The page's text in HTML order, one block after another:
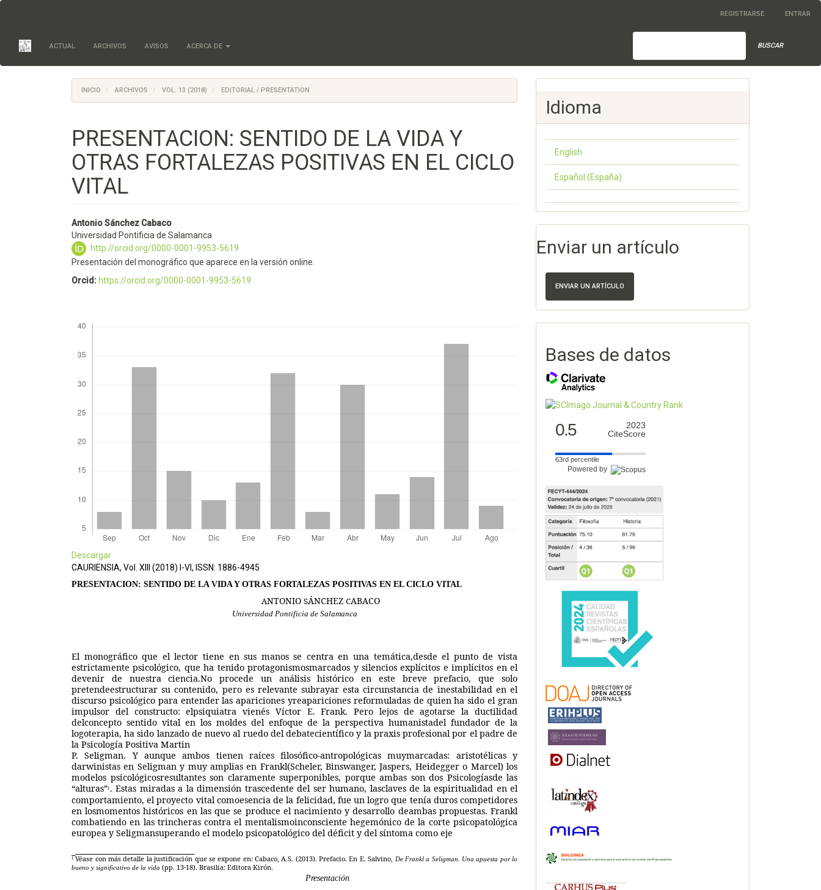
contenido
la
REGISTRARSE ENTRAR
ACTUAL ARCHIVOS AVISOS ACERCA DE BUSCAR
INICIO ARCHIVOS VOL. 13 (2018) EDITORIAL / PRESENTATION
PRESENTACION: SENTIDO DE LA VIDA Y
OTRAS FORTALEZAS POSITIVAS EN EL CICLO
VITAL
Antonio Sánchez Cabaco
Universidad Pontificia de Salamanca
http://orcid.org/0000-0001-9953-5619
Presentación del monográfico que aparece en la versión online.
Orcid: https://orcid.org/0000-0001-9953-5619
Descargar
CAURIENSIA, Vol. XIII (2018) I-VI, ISSN: 1886-4945
PRESENTACION: SENTIDO DE LA VIDA Y OTRAS FORTALEZAS POSITIVAS EN EL CICLO VITAL
ANTONIO SÁNCHEZ CABACO
Universidad Pontificia de Salamanca
El monográfico que el lector tiene en sus manos se centra en una temática,desde el punto de vista
estrictamente psicológico, que ha tenido protagonismosmarcados y silencios explícitos e implícitos en el
devenir de nuestra ciencia.No procede un análisis histórico en este breve prefacio, que solo
pretendeestructurar su contenido, pero es relevante subrayar esta circunstancia de inestabilidad en el
discurso psicológico para entender las apariciones yreapariciones reformuladas de quien ha sido el gran
impulsor del constructo: elpsiquiatra vienés Víctor E. Frank. Pero lejos de agotarse la ductilidad
delconcepto sentido vital en los moldes del enfoque de la perspectiva humanistadel fundador de la
logoterapia, ha sido lanzado de nuevo al ruedo del debatecientífico y la praxis profesional por el padre de
la Psicología Positiva Martin
P.Seligman. Y aunque ambos tienen raíces filosófico-antropológicas muymarcadas: aristotélicas y
darwinistas en Seligman y muy amplias en Frankl(Scheler, Binswanger, Jaspers, Heidegger o Marcel) los
modelos psicológicosresultantes son claramente superponibles, porque ambas son dos Psicologíasde las
“alturas”1 . Estas miradas a la dimensión trascedente del ser humano, lasclaves de la espiritualidad en el
comportamiento, el proyecto vital comoesencia de la felicidad, fue un logro que tenía duros competidores
en losmomentos históricos en las que se produce el nacimiento y desarrollo deambas propuestas. Frankl
combatiendo en las trincheras contra el mentalismoinconsciente hegemónico de la corte psicopatológica
europea y Seligmansuperando el modelo psicopatológico del déficit y del síntoma como eje
1Véase con más detalle la justificación que se expone en: Cabaco, A.S. (2013). Prefacio. En E. Salvino, De Frankl a Seligman. Una apuesta por lo
bueno y significativo de la vida (pp. 13-18). Brasilia: Editora Kirón.
Presentación
Idioma
English
Español (España)
Enviar un artículo
ENVIAR UN ARTÍCULO
Bases de datos
0.5
2023
CiteScore
63rd percentile
Powered by